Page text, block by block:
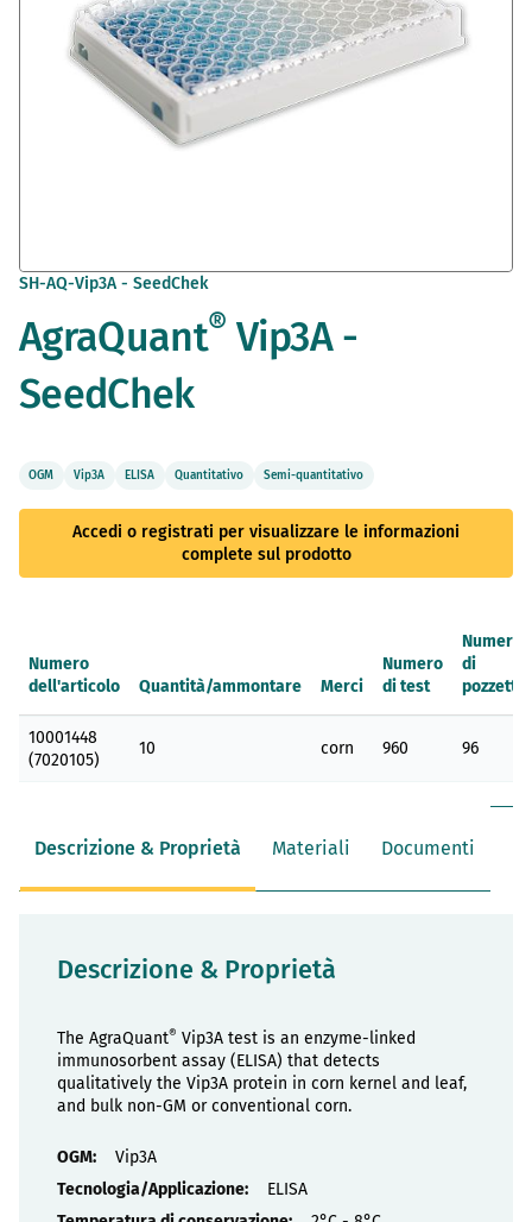
Vai
della
galleria
immagini
SH-AQ-Vip3A - SeedChek
AgraQuant® Vip3A -
SeedChek
OGM Vip3A ELISA Quantitativo Semi-quantitativo
Accedi o registrati per visualizzare le informazioni
complete sul prodotto
prodotti
raggruppati
Numero
dell'articolo
Quantità/ammontare Merci
Numero
di test
Numero
di
pozzetti
10001448
(7020105)
10 corn 960 96
Descrizione & Proprietà Materiali Documenti
Descrizione & Proprietà
The AgraQuant® Vip3A test is an enzyme-linked
immunosorbent assay (ELISA) that detects
qualitatively the Vip3A protein in corn kernel and leaf,
and bulk non-GM or conventional corn.
ProprietàVip3A
ELISA